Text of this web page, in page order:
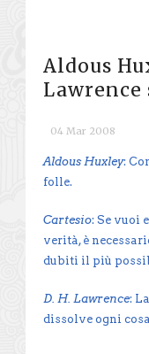
Aldous
04 Mar 2008
Aldous Huxley:
folle.
Cartesio: Se vuoi
verità, è
dubiti il più
D. H. Lawrence:
dissolve ogni